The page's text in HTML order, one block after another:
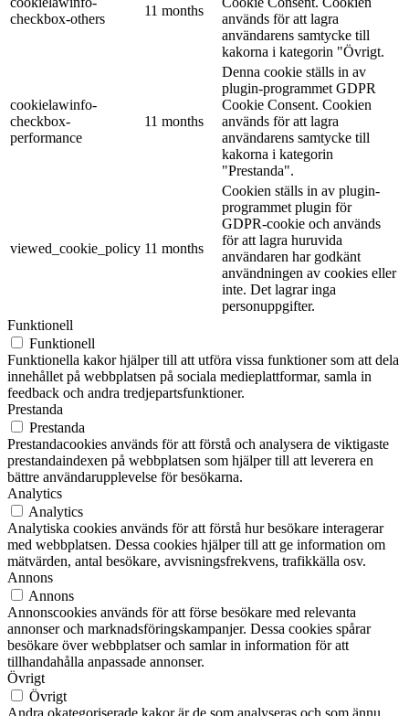
checkbox-others
11 months
används för att lagra
användarens samtycke till
kakorna i kategorin "Övrigt.
cookielawinfo-
checkbox-
performance
11 months
Denna cookie ställs in av
plugin-programmet GDPR
Cookie Consent. Cookien
används för att lagra
användarens samtycke till
kakorna i kategorin
"Prestanda".
viewed_cookie_policy 11 months
Cookien ställs in av plugin-
programmet plugin för
GDPR-cookie och används
för att lagra huruvida
användaren har godkänt
användningen av cookies eller
inte. Det lagrar inga
personuppgifter.
Funktionell
Funktionell
Funktionella kakor hjälper till att utföra vissa funktioner som att dela
innehållet på webbplatsen på sociala medieplattformar, samla in
feedback och andra tredjepartsfunktioner.
Prestanda
Prestanda
Prestandacookies används för att förstå och analysera de viktigaste
prestandaindexen på webbplatsen som hjälper till att leverera en
bättre användarupplevelse för besökarna.
Analytics
Analytics
Analytiska cookies används för att förstå hur besökare interagerar
med webbplatsen. Dessa cookies hjälper till att ge information om
mätvärden, antal besökare, avvisningsfrekvens, trafikkälla osv.
Annons
Annons
Annonscookies används för att förse besökare med relevanta
annonser och marknadsföringskampanjer. Dessa cookies spårar
besökare över webbplatser och samlar in information för att
tillhandahålla anpassade annonser.
Övrigt
Övrigt